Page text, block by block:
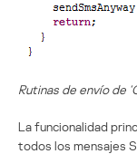
Rutinas de envío de
La funcionalidad
todos los mensajes